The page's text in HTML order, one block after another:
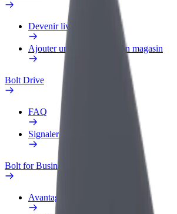
Devenir livreur
Ajouter un restaurant ou un magasin
Bolt Drive
FAQ
Signaler un véhicule
Bolt for Business
Avantages